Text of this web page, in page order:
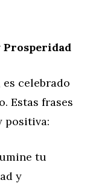
Prosperidad
celebrado
Estas frases
positiva:
tu
y